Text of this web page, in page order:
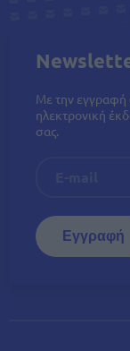
Με την εγγραφή
ηλεκτρονική
σας.